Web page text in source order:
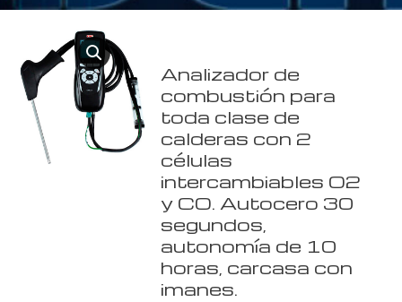
Analizador de
combustión para
toda clase de
calderas con 2
células
intercambiables O2
y CO. Autocero 30
segundos,
autonomía de 10
horas, carcasa con
imanes.